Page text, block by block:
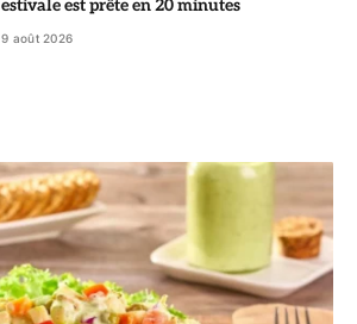
estivale est prête en 20 minutes
9 août 2026